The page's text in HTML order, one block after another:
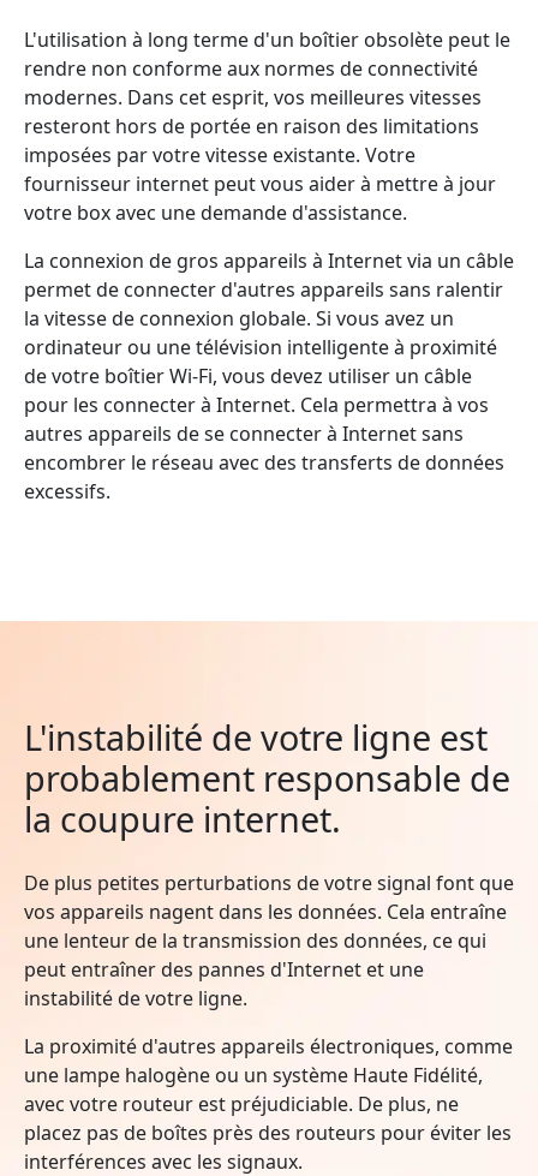
L'utilisation à long terme d'un boîtier obsolète peut le
rendre non conforme aux normes de connectivité
modernes. Dans cet esprit, vos meilleures vitesses
resteront hors de portée en raison des limitations
imposées par votre vitesse existante. Votre
fournisseur internet peut vous aider à mettre à jour
votre box avec une demande d'assistance.
La connexion de gros appareils à Internet via un câble
permet de connecter d'autres appareils sans ralentir
la vitesse de connexion globale. Si vous avez un
ordinateur ou une télévision intelligente à proximité
de votre boîtier Wi-Fi, vous devez utiliser un câble
pour les connecter à Internet. Cela permettra à vos
autres appareils de se connecter à Internet sans
encombrer le réseau avec des transferts de données
excessifs.
L'instabilité de votre ligne est
probablement responsable de
la coupure internet.
De plus petites perturbations de votre signal font que
vos appareils nagent dans les données. Cela entraîne
une lenteur de la transmission des données, ce qui
peut entraîner des pannes d'Internet et une
instabilité de votre ligne.
La proximité d'autres appareils électroniques, comme
une lampe halogène ou un système Haute Fidélité,
avec votre routeur est préjudiciable. De plus, ne
placez pas de boîtes près des routeurs pour éviter les
interférences avec les signaux.